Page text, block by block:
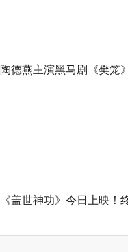
陶德燕主演黑马剧《樊笼
《盖世神功》今日上映！